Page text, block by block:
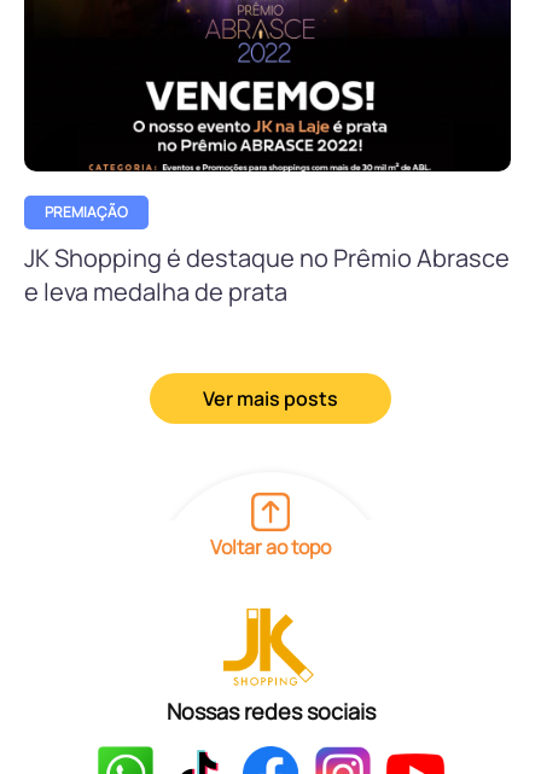
PREMIAÇÃO
JK Shopping é destaque no Prêmio Abrasce
e leva medalha de prata
Ver mais posts
Voltar ao topo
Nossas redes sociais